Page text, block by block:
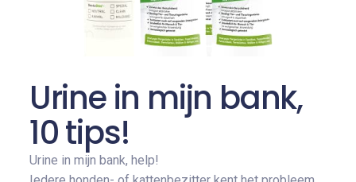
Urine in mijn bank,
10 tips!
Urine in mijn bank, help!